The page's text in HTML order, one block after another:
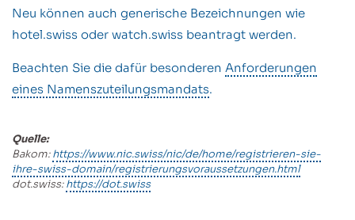
Neu können auch generische Bezeichnungen wie
hotel.swiss oder watch.swiss beantragt werden.
Beachten Sie die dafür besonderen Anforderungen
eines Namenszuteilungsmandats.
Quelle:
Bakom:https://www.nic.swiss/nic/de/home/registrieren-sie-
ihre-swiss-domain/registrierungsvoraussetzungen.html
dot.swiss:https://dot.swiss